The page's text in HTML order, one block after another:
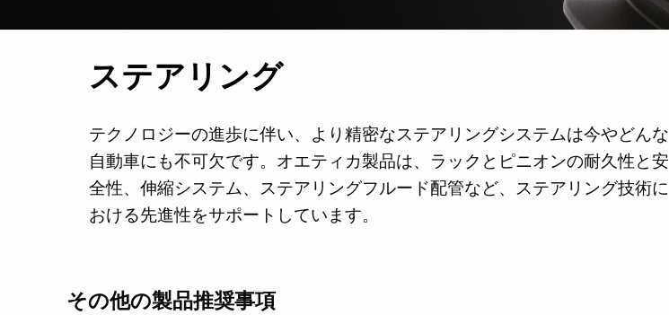
ステアリング
テクノロジーの進歩に伴い、より精密なステアリングシステムは今やどんな
自動車にも不可欠です。オエティカ製品は、ラックとピニオンの耐久性と安
全性、伸縮システム、ステアリングフルード配管など、ステアリング技術に
おける先進性をサポートしています。
その他の製品推奨事項